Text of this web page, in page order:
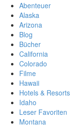
Abenteuer
Alaska
Arizona
Blog
Bücher
California
Colorado
Filme
Hawaii
Hotels & Resorts
Idaho
Leser Favoriten
Montana